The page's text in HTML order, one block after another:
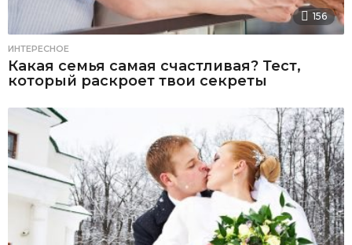
156
ИНТЕРЕСНОЕ
Какая семья самая счастливая? Тест,
который раскроет твои секреты